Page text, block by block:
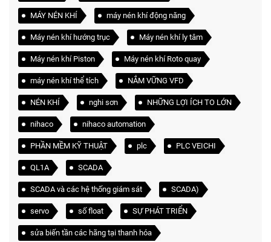
MÁY NÉN KHÍ máy nén khí động năng
Máy nén khí hướng trục Máy nén khí ly tâm
Máy nén khí Piston Máy nén khí Roto quay
máy nén khí thể tích NẮM VỮNG VFD
NÉN KHÍ nghi sơn NHỮNG LỢI ÍCH TO LỚN
nihaco nihaco automation
PHẦN MỀM KỸ THUẬT plc PLC VEICHI
QL1A SCADA
SCADA và các hệ thống giám sát SCADA)
servo số float SỰ PHÁT TRIỂN
sửa biến tần các hãng tại thanh hóa